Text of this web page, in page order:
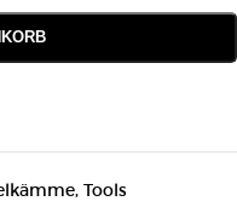
, Tools